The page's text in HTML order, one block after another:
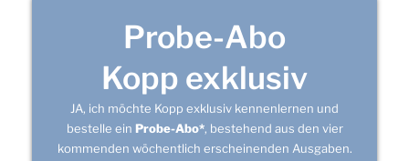
Probe-Abo
Kopp exklusiv
JA, ich möchte Kopp exklusiv kennenlernen und
bestelle ein Probe-Abo*, bestehend aus den vier
kommenden wöchentlich erscheinenden Ausgaben.